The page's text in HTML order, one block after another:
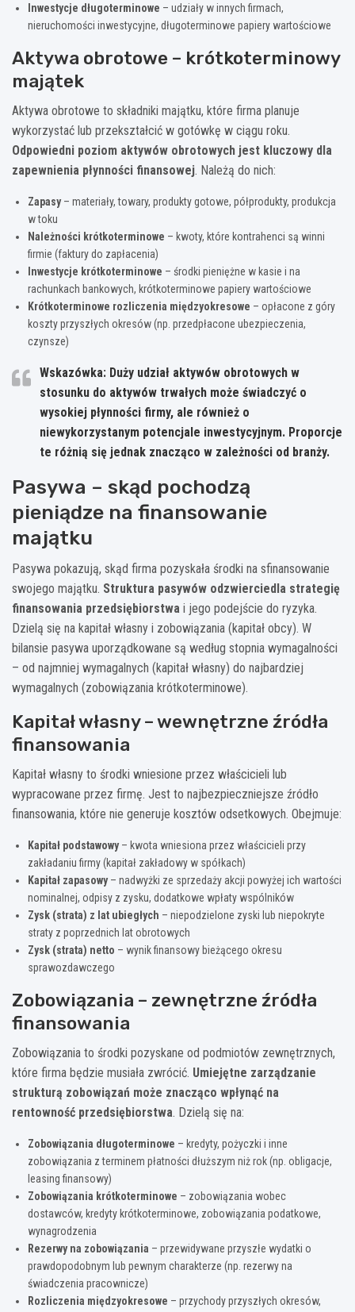
Inwestycje długoterminowe – udziały w innych firmach,
nieruchomości inwestycyjne, długoterminowe papiery wartościowe
Aktywa obrotowe – krótkoterminowy
majątek
Aktywa obrotowe to składniki majątku, które firma planuje
wykorzystać lub przekształcić w gotówkę w ciągu roku.
Odpowiedni poziom aktywów obrotowych jest kluczowy dla
zapewnienia płynności finansowej. Należą do nich:
Zapasy– materiały, towary, produkty gotowe, półprodukty, produkcja
w toku
Należności krótkoterminowe – kwoty, które kontrahenci są winni
firmie (faktury do zapłacenia)
Inwestycje krótkoterminowe – środki pieniężne w kasie i na
rachunkach bankowych, krótkoterminowe papiery wartościowe
Krótkoterminowe rozliczenia międzyokresowe – opłacone z góry
koszty przyszłych okresów (np. przedpłacone ubezpieczenia,
czynsze)
Wskazówka: Duży udział aktywów obrotowych w
stosunku do aktywów trwałych może świadczyć o
wysokiej płynności firmy, ale również o
niewykorzystanym potencjale inwestycyjnym. Proporcje
te różnią się jednak znacząco w zależności od branży.
Pasywa – skąd pochodzą
pieniądze na finansowanie
majątku
Pasywa pokazują, skąd firma pozyskała środki na sfinansowanie
swojego majątku. Struktura pasywów odzwierciedla strategię
finansowania przedsiębiorstwa i jego podejście do ryzyka.
Dzielą się na kapitał własny i zobowiązania (kapitał obcy). W
bilansie pasywa uporządkowane są według stopnia wymagalności
– od najmniej wymagalnych (kapitał własny) do najbardziej
wymagalnych (zobowiązania krótkoterminowe).
Kapitał własny – wewnętrzne źródła
finansowania
Kapitał własny to środki wniesione przez właścicieli lub
wypracowane przez firmę. Jest to najbezpieczniejsze źródło
finansowania, które nie generuje kosztów odsetkowych. Obejmuje:
Kapitał podstawowy– kwota wniesiona przez właścicieli przy
zakładaniu firmy (kapitał zakładowy w spółkach)
Kapitał zapasowy– nadwyżki ze sprzedaży akcji powyżej ich wartości
nominalnej, odpisy z zysku, dodatkowe wpłaty wspólników
Zysk (strata) z lat ubiegłych – niepodzielone zyski lub niepokryte
straty z poprzednich lat obrotowych
Zysk (strata) netto – wynik finansowy bieżącego okresu
sprawozdawczego
Zobowiązania – zewnętrzne źródła
finansowania
Zobowiązania to środki pozyskane od podmiotów zewnętrznych,
które firma będzie musiała zwrócić. Umiejętne zarządzanie
strukturą zobowiązań może znacząco wpłynąć na
rentowność przedsiębiorstwa. Dzielą się na:
Zobowiązania długoterminowe – kredyty, pożyczki i inne
zobowiązania z terminem płatności dłuższym niż rok (np. obligacje,
leasing finansowy)
Zobowiązania krótkoterminowe – zobowiązania wobec
dostawców, kredyty krótkoterminowe, zobowiązania podatkowe,
wynagrodzenia
Rezerwy na zobowiązania – przewidywane przyszłe wydatki o
prawdopodobnym lub pewnym charakterze (np. rezerwy na
świadczenia pracownicze)
Rozliczenia międzyokresowe – przychody przyszłych okresów,